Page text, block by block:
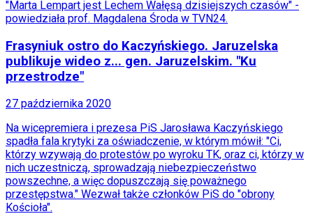
Moda
Uroda
Święta
Sport
Piłka nożna
Siatkówka
Tenis
F1
Kolarstwo
Koszykówka
Lekkoatletyka
Nostalgia
Łamigłówki
Kartka z kalendarza
"Marta Lempart jest Lechem Wałęsą dzisiejszych czasów" -
powiedziała prof. Magdalena Środa w TVN24.
Frasyniuk ostro do Kaczyńskiego. Jaruzelska
publikuje wideo z... gen. Jaruzelskim. "Ku
przestrodze"
27 października 2020
Na wicepremiera i prezesa PiS Jarosława Kaczyńskiego
spadła fala krytyki za oświadczenie, w którym mówił: "Ci,
którzy wzywają do protestów po wyroku TK, oraz ci, którzy w
nich uczestniczą, sprowadzają niebezpieczeństwo
powszechne, a więc dopuszczają się poważnego
przestępstwa." Wezwał także członków PiS do "obrony
Kościoła".